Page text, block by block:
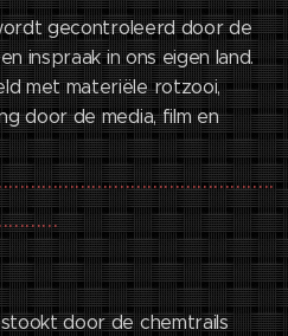
gecontroleerd door de
inspraak in ons eigen land.
met materiële rotzooi,
door de media, film en
door de chemtrails